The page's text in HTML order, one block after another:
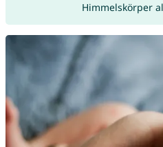
Himmelskörper